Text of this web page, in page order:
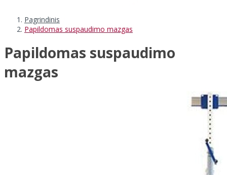
Pagrindinis
Papildomas suspaudimo mazgas
Papildomas suspaudimo
mazgas